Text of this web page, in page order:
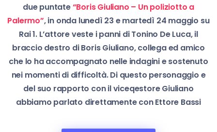
due puntate“Boris Giuliano – Un poliziotto a
Palermo”, in onda lunedì 23 e martedì 24 maggio su
Rai 1. L’attore veste i panni di Tonino De Luca, il
braccio destro di Boris Giuliano, collega ed amico
che lo ha accompagnato nelle indagini e sostenuto
nei momenti di difficoltà. Di questo personaggio e
del suo rapporto con il viceqestore Giuliano
abbiamo parlato direttamente con Ettore Bassi